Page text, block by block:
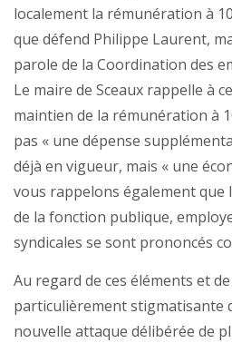
localement la rémunération à
que défend Philippe Laurent,
parole de la Coordination des
Le maire de Sceaux rappelle à
maintien de la rémunération à
pas « une dépense
déjà en vigueur, mais « une
vous rappelons également que
de la fonction publique,
syndicales se sont prononcés
Au regard de ces éléments et
particulièrement stigmatisante
nouvelle attaque délibérée de